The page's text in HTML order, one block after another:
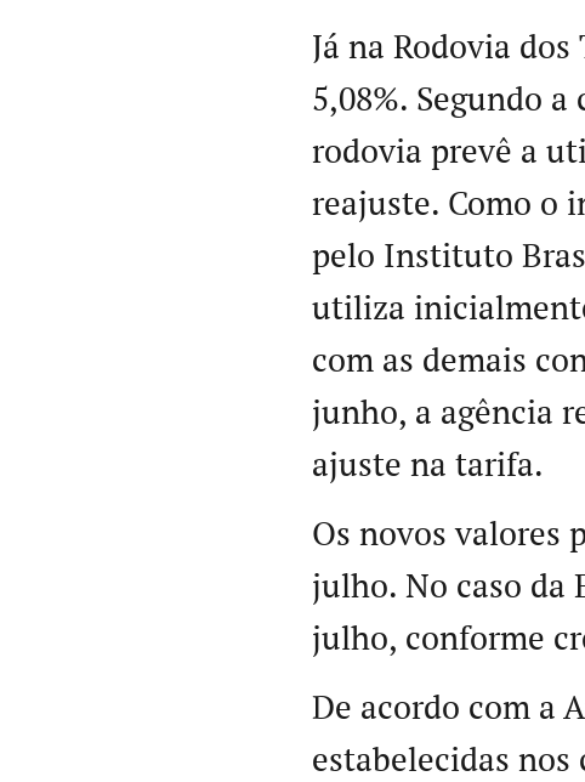
Já na Rodovia
5,08%. Segundo
rodovia prevê a
reajuste. Como o
pelo Instituto
utiliza
com as demais
junho, a agência
ajuste na tarifa.
Os novos valores
julho. No caso da
julho, conforme
De acordo com a
estabelecidas